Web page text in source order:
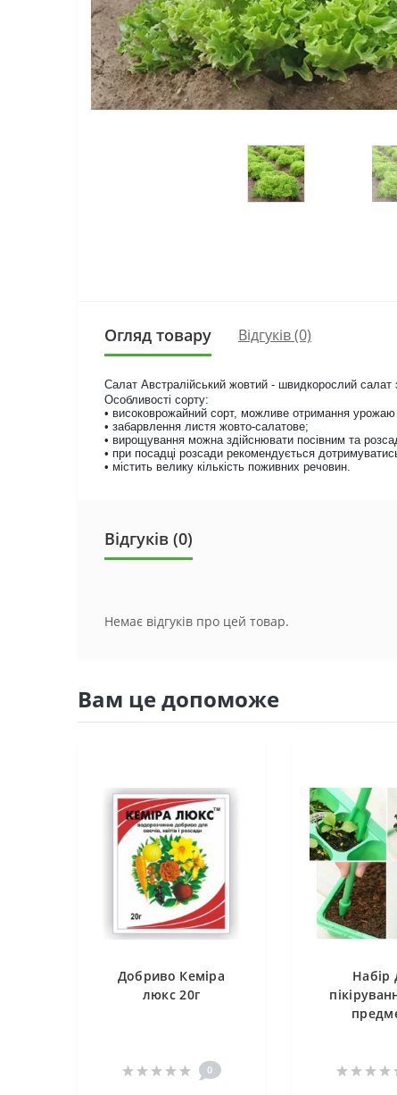
Огляд товару Відгуків (0)
Салат Австралійський жовтий - швидкорослий салат
Особливості сорту:
• високоврожайний сорт, можливе отримання урожаю
• забарвлення листя жовто-салатове;
• вирощування можна здійснювати посівним та
• при посадці розсади рекомендується
• містить велику кількість поживних речовин.
Відгуків (0)
Немає відгуків про цей товар.
Вам це допоможе
Добриво Кеміра
люкс 20г
0
Набір